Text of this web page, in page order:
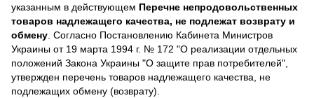
указанным в действующем Перечне непродовольственных
товаров надлежащего качества, не подлежат возврату и
обмену. Согласно Постановлению Кабинета Министров
Украины от 19 марта 1994 г. № 172 "О реализации отдельных
положений Закона Украины "О защите прав потребителей",
утвержден перечень товаров надлежащего качества, не
подлежащих обмену (возврату).